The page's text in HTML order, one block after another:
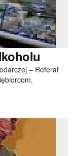
– Referat